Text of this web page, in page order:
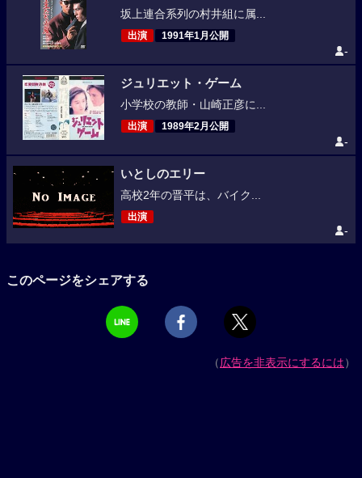
坂上連合系列の村井組に属...
出演 1991年1月公開
-
ジュリエット・ゲーム
小学校の教師・山崎正彦に...
出演 1989年2月公開
-
いとしのエリー
高校2年の晋平は、バイク...
出演
-
このページをシェアする
（広告を非表示にするには）